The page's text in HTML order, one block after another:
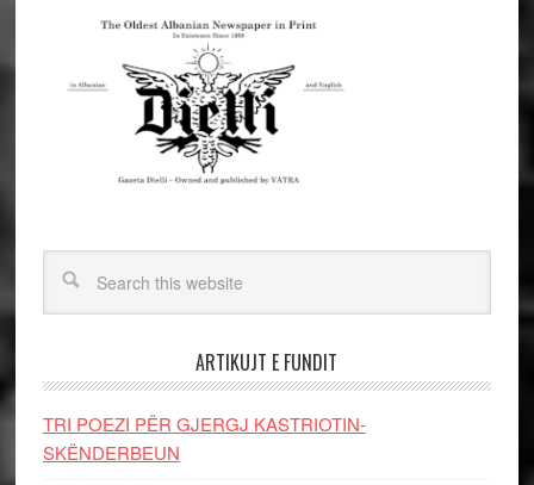
ARTIKUJT E FUNDIT
TRI POEZI PËR GJERGJ KASTRIOTIN-
SKËNDERBEUN